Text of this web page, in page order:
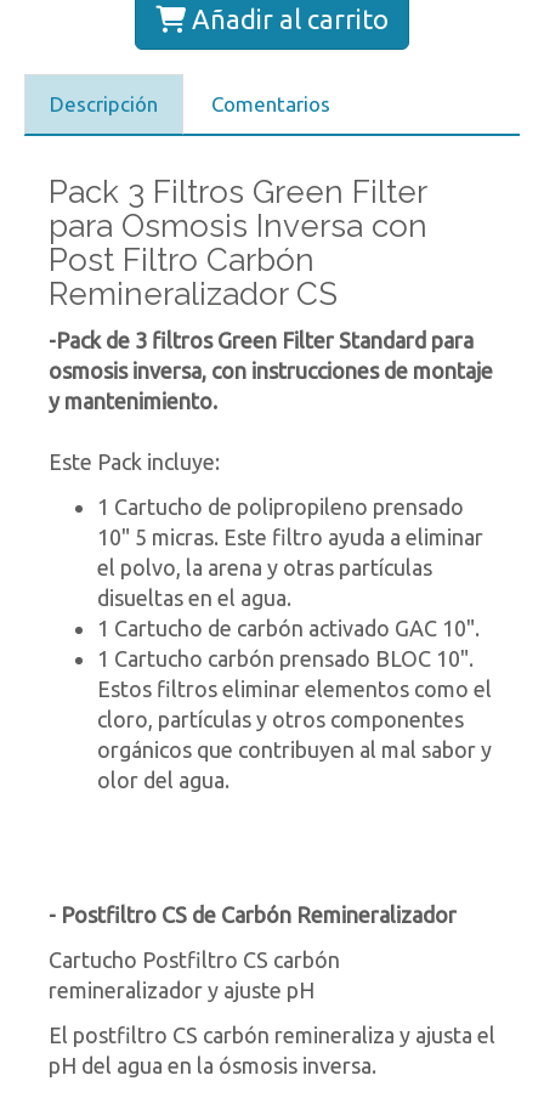
Añadir al carrito
Descripción Comentarios
Pack 3 Filtros Green Filter
para Osmosis Inversa con
Post Filtro Carbón
Remineralizador CS
-Pack de 3 filtros Green Filter Standard para
osmosis inversa, con instrucciones de montaje
y mantenimiento.
Este Pack incluye:
1 Cartucho de polipropileno prensado
10" 5 micras. Este filtro ayuda a eliminar
el polvo, la arena y otras partículas
disueltas en el agua.
1 Cartucho de carbón activado GAC 10".
1 Cartucho carbón prensado BLOC 10".
Estos filtros eliminar elementos como el
cloro, partículas y otros componentes
orgánicos que contribuyen al mal sabor y
olor del agua.
- Postfiltro CS de Carbón Remineralizador
Cartucho Postfiltro CS carbón
remineralizador y ajuste pH
El postfiltro CS carbón remineraliza y ajusta el
pH del agua en la ósmosis inversa.